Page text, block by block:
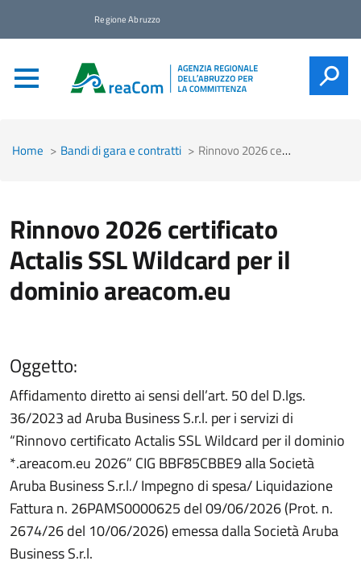
Regione Abruzzo
Home Bandi di gara e contratti Rinnovo 2026 certificato Actalis SSL Wildcard per il dominio areacom.eu
Rinnovo 2026 certificato
Actalis SSL Wildcard per il
dominio areacom.eu
Oggetto:
Affidamento diretto ai sensi dell’art. 50 del D.lgs.
36/2023 ad Aruba Business S.r.l. per i servizi di
“Rinnovo certificato Actalis SSL Wildcard per il dominio
*.areacom.eu 2026” CIG BBF85CBBE9 alla Società
Aruba Business S.r.l./ Impegno di spesa/ Liquidazione
Fattura n. 26PAMS0000625 del 09/06/2026 (Prot. n.
2674/26 del 10/06/2026) emessa dalla Società Aruba
Business S.r.l.